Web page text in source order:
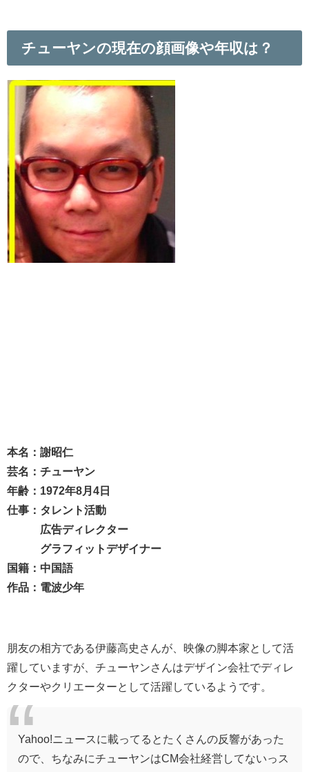
チューヤンの現在の顔画像や年収は？
本名：謝昭仁
芸名：チューヤン
年齢：1972年8月4日
仕事：タレント活動
広告ディレクター
グラフィットデザイナー
国籍：中国語
作品：電波少年
朋友の相方である伊藤高史さんが、映像の脚本家として活
躍していますが、チューヤンさんはデザイン会社でディレ
クターやクリエーターとして活躍しているようです。
Yahoo!ニュースに載ってるとたくさんの反響があった
ので、ちなみにチューヤンはCM会社経営してないっス